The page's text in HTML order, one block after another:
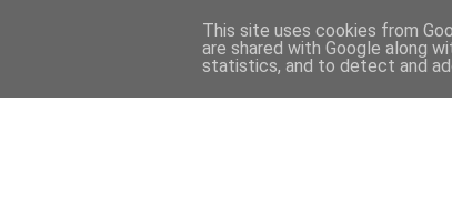
This site uses cookies from
are shared with Google along
statistics, and to detect and